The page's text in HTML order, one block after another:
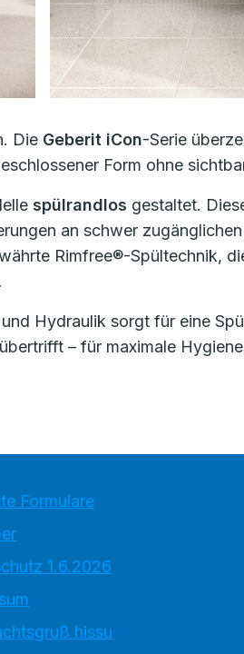
Die Geberit iCon-Serie
Form ohne
spülrandlos gestaltet.
an schwer
Rimfree®-Spültechnik,
Hydraulik sorgt für eine
– für maximale
Formulare
1.6.2026
hissu